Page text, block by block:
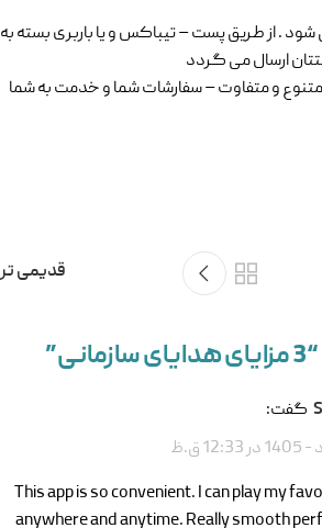
. از طریق پست – تیباکس و یا باربری بسته به
ارسال می گردد
متنوع و متفاوت – سفارشات شما و خدمت به شما
قدیمی تر
3 مزایای هدایای سازمانی ”
گفت:
This app is so convenient. I can play my
anywhere and anytime. Really smooth